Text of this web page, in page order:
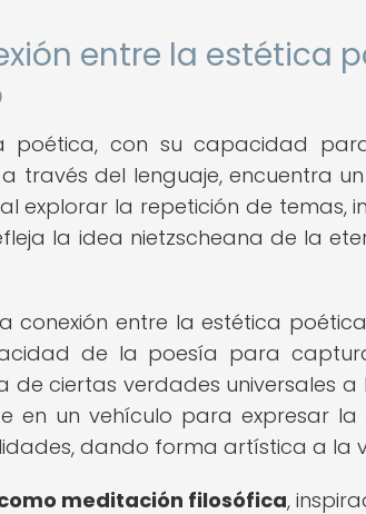
entre la estética
poética, con su capacidad
través del lenguaje, encuentra
explorar la repetición de temas,
la idea nietzscheana de la
conexión entre la estética
de la poesía para
de ciertas verdades universales
en un vehículo para expresar
dando forma artística a la
meditación filosófica,